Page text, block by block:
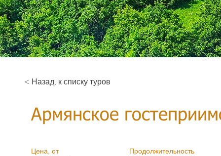
< Назад, к списку туров
Армянское
Цена, от Продолжительность